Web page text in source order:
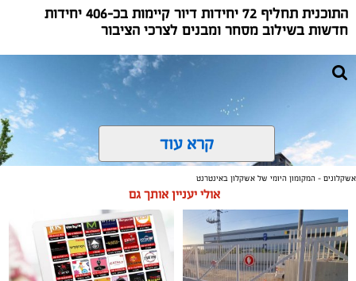
התוכנית תחליף 72 יחידות דיור קיימות בכ-406 יחידות
חדשות בשילוב מסחר ומבנים לצרכי הציבור
קרא עוד
אשקלונים - המקומון היומי של אשקלון באינטרנט
אולי יעניין אותך גם